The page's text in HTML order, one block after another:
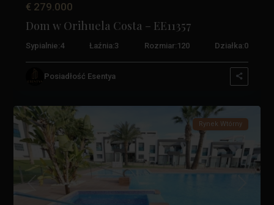
€ 279.000
Dom w Orihuela Costa – EE11357
Sypialnie:4 Łaźnia:3 Rozmiar: 120 Działka:0
Posiadłość Esentya
La
Zenia,
Orihuela
Rynek Wtórny